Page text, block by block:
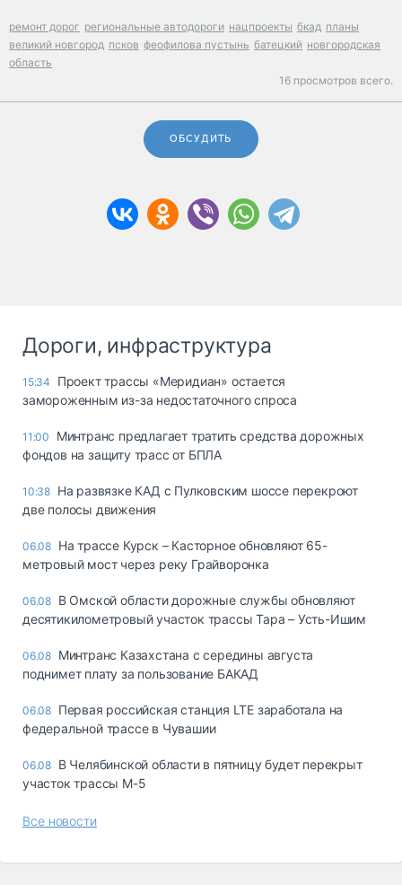
ремонт дорог региональные автодороги нацпроекты бкад планы
великий новгород псков феофилова пустынь батецкий новгородская
область
16 просмотров всего.
ОБСУДИТЬ
Дороги, инфраструктура
15:34
Проект трассы «Меридиан» остается
замороженным из-за недостаточного спроса
11:00
Минтранс предлагает тратить средства дорожных
фондов на защиту трасс от БПЛА
10:38 На развязке КАД с Пулковским шоссе перекроют
две полосы движения
06.08 На трассе Курск – Касторное обновляют 65-
метровый мост через реку Грайворонка
06.08 В Омской области дорожные службы обновляют
десятикилометровый участок трассы Тара – Усть-Ишим
06.08 Минтранс Казахстана с середины августа
поднимет плату за пользование БАКАД
06.08 Первая российская станция LTE заработала на
федеральной трассе в Чувашии
06.08 В Челябинской области в пятницу будет перекрыт
участок трассы М-5
Все новости